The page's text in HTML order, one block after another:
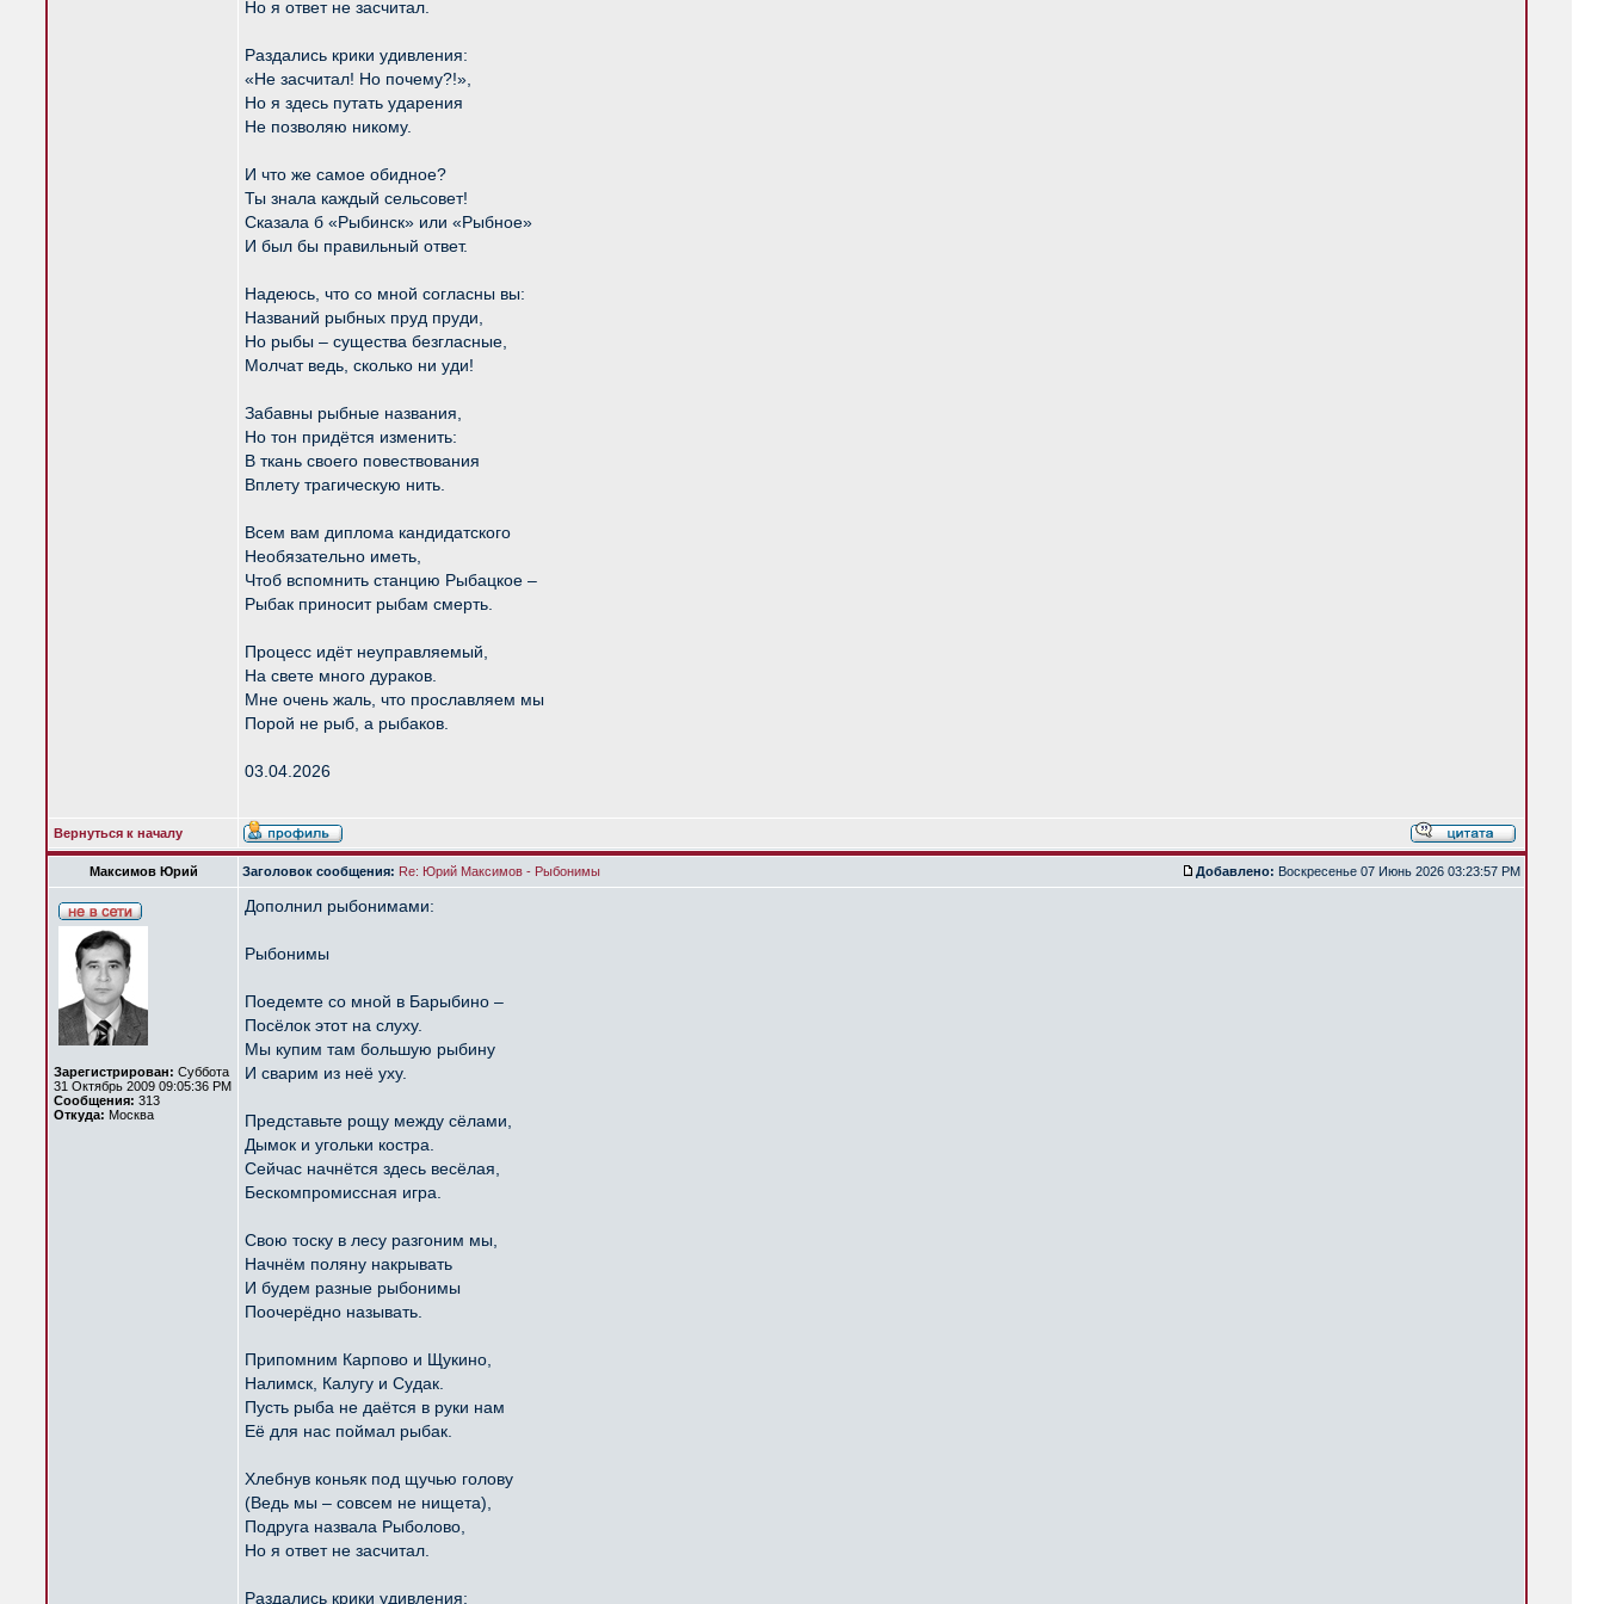
Но я ответ не засчитал.
Раздались крики удивления:
«Не засчитал! Но почему?!»,
Но я здесь путать ударения
Не позволяю никому.
И что же самое обидное?
Ты знала каждый сельсовет!
Сказала б «Рыбинск» или «Рыбное»
И был бы правильный ответ.
Надеюсь, что со мной согласны вы:
Названий рыбных пруд пруди,
Но рыбы – существа безгласные,
Молчат ведь, сколько ни уди!
Забавны рыбные названия,
Но тон придётся изменить:
В ткань своего повествования
Вплету трагическую нить.
Всем вам диплома кандидатского
Необязательно иметь,
Чтоб вспомнить станцию Рыбацкое –
Рыбак приносит рыбам смерть.
Процесс идёт неуправляемый,
На свете много дураков.
Мне очень жаль, что прославляем мы
Порой не рыб, а рыбаков.
03.04.2026
Вернуться к началу
Максимов Юрий Заголовок сообщения: Re: Юрий Максимов - Рыбонимы Добавлено: Воскресенье 07 Июнь 2026 03:23:57 PM
Зарегистрирован: Суббота
31 Октябрь 2009 09:05:36 PM
Сообщения: 313
Откуда: Москва
Дополнил рыбонимами:
Рыбонимы
Поедемте со мной в Барыбино –
Посёлок этот на слуху.
Мы купим там большую рыбину
И сварим из неё уху.
Представьте рощу между сёлами,
Дымок и угольки костра.
Сейчас начнётся здесь весёлая,
Бескомпромиссная игра.
Свою тоску в лесу разгоним мы,
Начнём поляну накрывать
И будем разные рыбонимы
Поочерёдно называть.
Припомним Карпово и Щукино,
Налимск, Калугу и Судак.
Пусть рыба не даётся в руки нам
Её для нас поймал рыбак.
Хлебнув коньяк под щучью голову
(Ведь мы – совсем не нищета),
Подруга назвала Рыболово,
Но я ответ не засчитал.
Раздались крики удивления: